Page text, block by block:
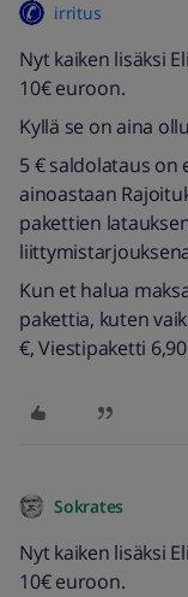
irritus
Nyt kaiken lisäksi
10€ euroon.
Kyllä se on aina
5 € saldolataus on
ainoastaan
pakettien
Kun et halua
pakettia, kuten
€, Viestipaketti
Sokrates
Nyt kaiken lisäksi
10€ euroon.